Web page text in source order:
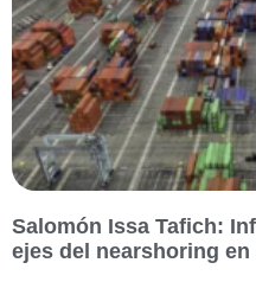
Salomón Issa Tafich:
ejes del nearshoring en